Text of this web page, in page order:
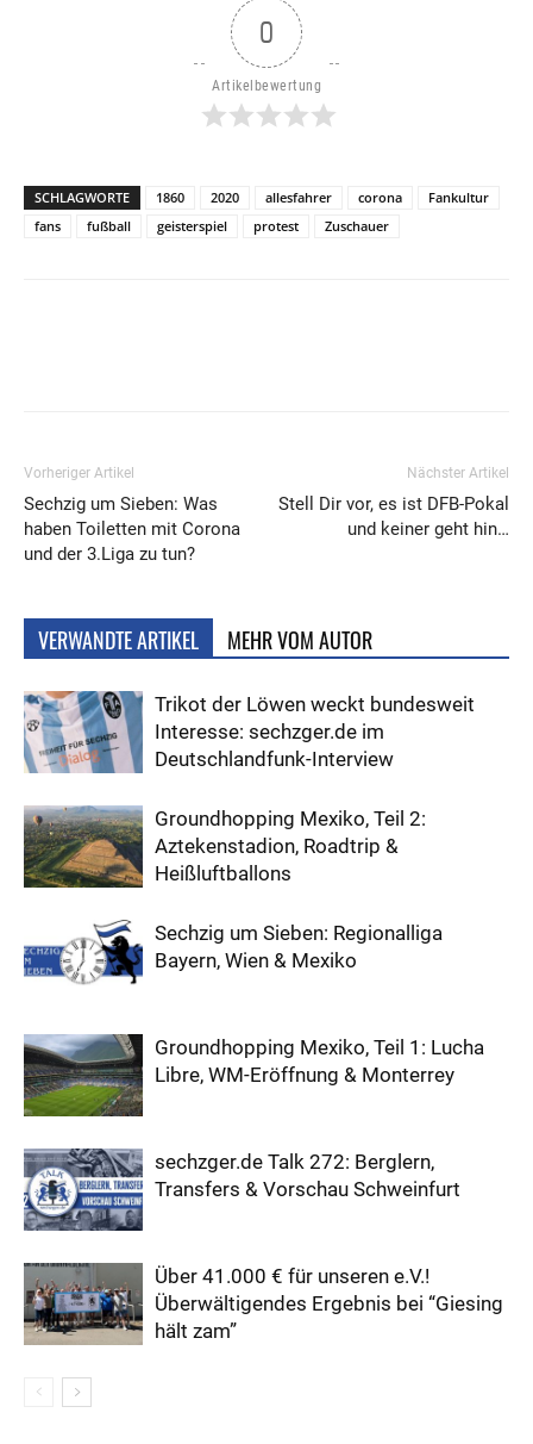
0
Artikelbewertung
SCHLAGWORTE 1860 2020 allesfahrer corona
Fankultur
fans
fußball geisterspiel protest Zuschauer
Vorheriger Artikel
Sechzig um Sieben: Was
haben Toiletten mit Corona
und der 3.Liga zu tun?
Nächster Artikel
Stell Dir vor, es ist DFB-Pokal
und keiner geht hin…
VERWANDTE ARTIKEL MEHR VOM AUTOR
Trikot der Löwen weckt bundesweit
Interesse: sechzger.de im
Deutschlandfunk-Interview
Groundhopping Mexiko, Teil 2:
Aztekenstadion, Roadtrip &
Heißluftballons
Sechzig um Sieben: Regionalliga
Bayern, Wien & Mexiko
Groundhopping Mexiko, Teil 1: Lucha
Libre, WM-Eröffnung & Monterrey
sechzger.de Talk 272: Berglern,
Transfers & Vorschau Schweinfurt
Über 41.000 € für unseren e.V.!
Überwältigendes Ergebnis bei “Giesing
hält zam”